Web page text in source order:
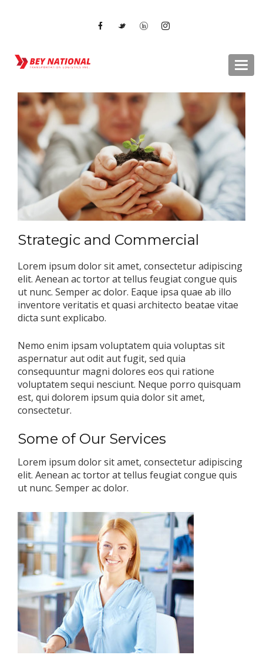
Strategic and Commercial
Lorem ipsum dolor sit amet, consectetur adipiscing
elit. Aenean ac tortor at tellus feugiat congue quis
ut nunc. Semper ac dolor. Eaque ipsa quae ab illo
inventore veritatis et quasi architecto beatae vitae
dicta sunt explicabo.
Nemo enim ipsam voluptatem quia voluptas sit
aspernatur aut odit aut fugit, sed quia
consequuntur magni dolores eos qui ratione
voluptatem sequi nesciunt. Neque porro quisquam
est, qui dolorem ipsum quia dolor sit amet,
consectetur.
Some of Our Services
Lorem ipsum dolor sit amet, consectetur adipiscing
elit. Aenean ac tortor at tellus feugiat congue quis
ut nunc. Semper ac dolor.